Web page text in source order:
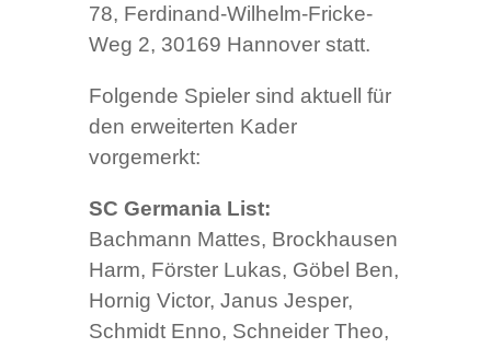
78, Ferdinand-Wilhelm-Fricke-
Weg 2, 30169 Hannover statt.
Folgende Spieler sind aktuell für
den erweiterten Kader
vorgemerkt:
SC Germania List:
Bachmann Mattes, Brockhausen
Harm, Förster Lukas, Göbel Ben,
Hornig Victor, Janus Jesper,
Schmidt Enno, Schneider Theo,